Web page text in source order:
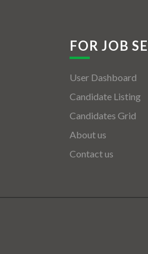
FOR JOB
User Dashboard
Candidate Listing
Candidates Grid
About us
Contact us